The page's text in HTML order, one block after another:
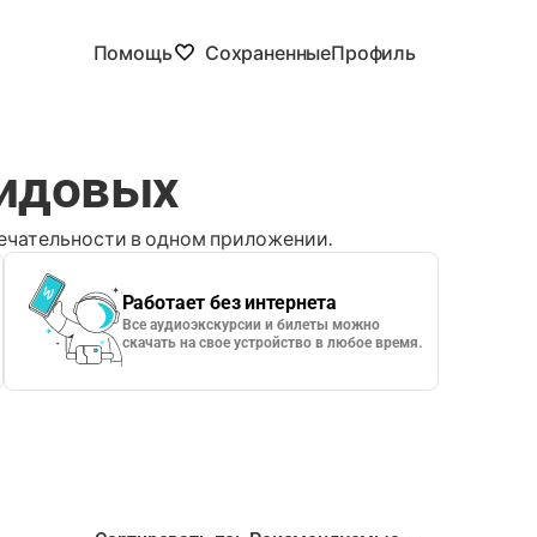
Помощь СохраненныеПрофиль
в одном приложении.
Работает без интернета
Все аудиоэкскурсии и билеты можно
скачать на свое устройство в любое время.